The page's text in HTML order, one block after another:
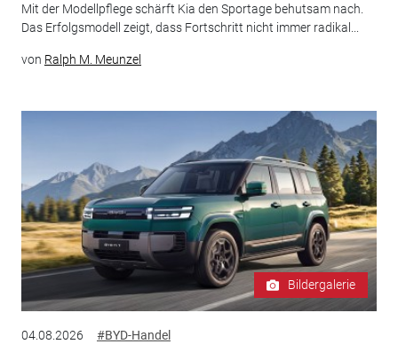
Mit der Modellpflege schärft Kia den Sportage behutsam nach.
Das Erfolgsmodell zeigt, dass Fortschritt nicht immer radikal...
von Ralph M. Meunzel
Bildergalerie
04.08.2026 #BYD-Handel